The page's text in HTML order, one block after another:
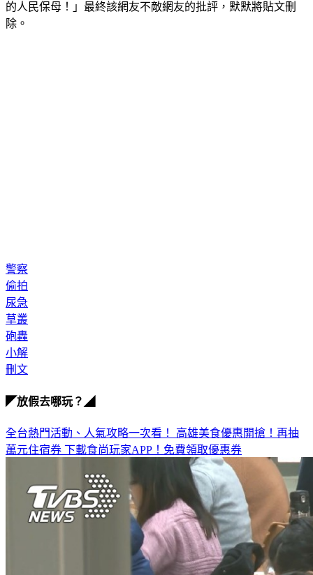
的人民保母！」最終該網友不敵網友的批評，默默將貼文刪
除。
警察
偷拍
尿急
草叢
砲轟
小解
刪文
◤放假去哪玩？◢
全台熱門活動、人氣攻略一次看！ 高雄美食優惠開搶！再抽
萬元住宿券 下載食尚玩家APP！免費領取優惠券